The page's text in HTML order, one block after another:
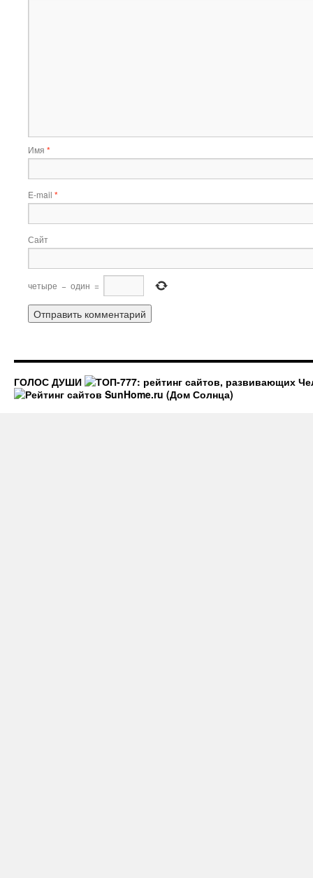
Имя *
E-mail *
Сайт
четыре − один =
ГОЛОС ДУШИ